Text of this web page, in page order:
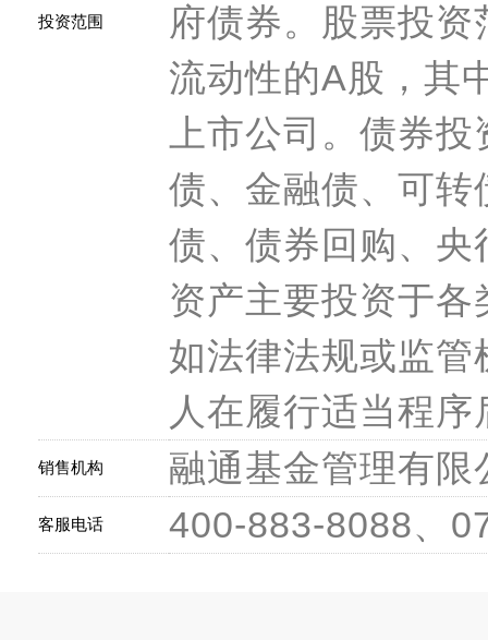
投资范围
府债券。股票投
流动性的A股，其
上市公司。债券
债、金融债、可
债、债券回购、
资产主要投资于
如法律法规或监
人在履行适当程
销售机构 融通基金管理有限
客服电话 400-883-8088、